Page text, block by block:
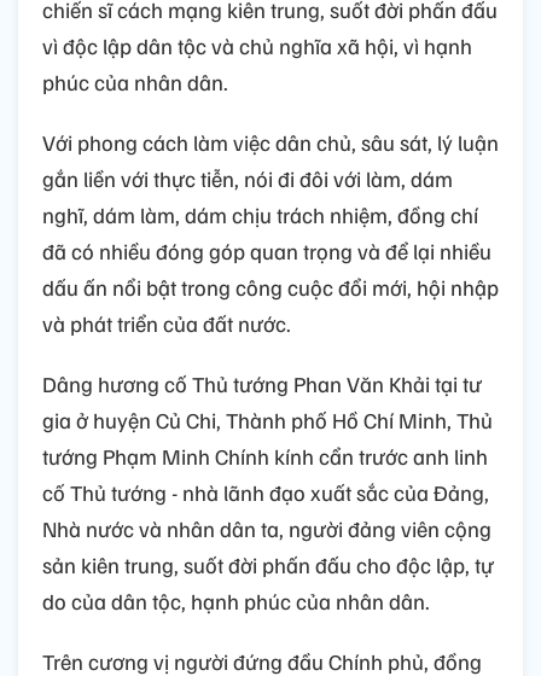
chiến sĩ cách mạng kiên trung, suốt đời phấn đấu
vì độc lập dân tộc và chủ nghĩa xã hội, vì hạnh
phúc của nhân dân.
Với phong cách làm việc dân chủ, sâu sát, lý luận
gắn liền với thực tiễn, nói đi đôi với làm, dám
nghĩ, dám làm, dám chịu trách nhiệm, đồng chí
đã có nhiều đóng góp quan trọng và để lại nhiều
dấu ấn nổi bật trong công cuộc đổi mới, hội nhập
và phát triển của đất nước.
Dâng hương cố Thủ tướng Phan Văn Khải tại tư
gia ở huyện Củ Chi, Thành phố Hồ Chí Minh, Thủ
tướng Phạm Minh Chính kính cẩn trước anh linh
cố Thủ tướng - nhà lãnh đạo xuất sắc của Đảng,
Nhà nước và nhân dân ta, người đảng viên cộng
sản kiên trung, suốt đời phấn đấu cho độc lập, tự
do của dân tộc, hạnh phúc của nhân dân.
Trên cương vị người đứng đầu Chính phủ, đồng